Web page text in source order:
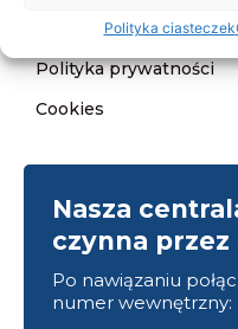
Polityka ciasteczek
Klauzula informacyjna
Polityka prywatności
Cookies
Nasza
czynna przez
Po nawiązaniu
numer wewnętrzny: